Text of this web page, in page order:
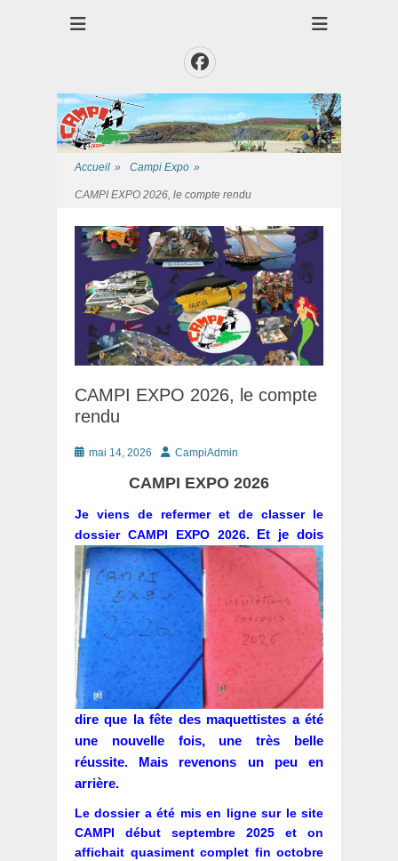
Club CAMPI
Facebook
Accueil » Campi Expo »
CAMPI EXPO 2026, le compte rendu
CAMPI EXPO 2026, le compte
rendu
Postémai 14, 2026 AuteurCampiAdmin
CAMPI EXPO 2026
Je viens de refermer et de classer le
dossier CAMPI EXPO 2026. Et je dois
dire que la fête des maquettistes a été
une nouvelle fois, une très belle
réussite. Mais revenons un peu en
arrière.
Le dossier a été mis en ligne sur le site
CAMPI début septembre 2025 et on
affichait quasiment complet fin octobre